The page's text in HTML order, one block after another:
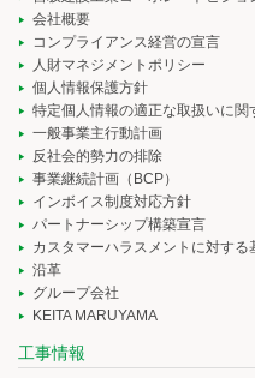
会社概要
コンプライアンス経営の宣言
人財マネジメントポリシー
個人情報保護方針
特定個人情報の適正な取扱いに関
一般事業主行動計画
反社会的勢力の排除
事業継続計画（BCP）
インボイス制度対応方針
パートナーシップ構築宣言
カスタマーハラスメントに対する
沿革
グループ会社
KEITA MARUYAMA
工事情報